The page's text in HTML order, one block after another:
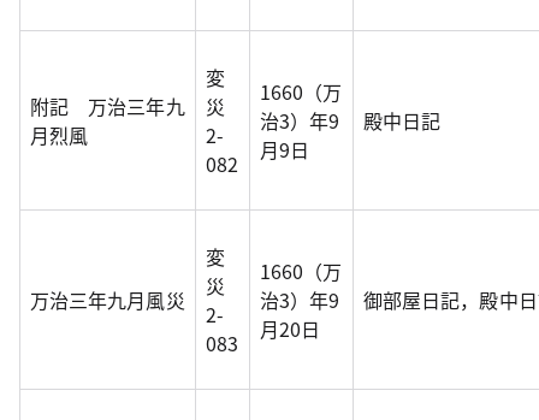
附記 万治三年九
月烈風
変
災
2-
082
1660（万
治3）年9
月9日
殿中日記
万治三年九月風災
変
災
2-
083
1660（万
治3）年9
月20日
御部屋日記，殿中